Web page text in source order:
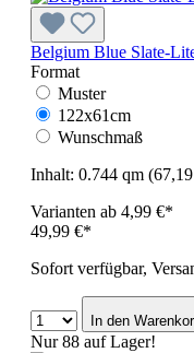
Belgium Blue Slate-
Format
Muster
122x61cm
Wunschmaß
Inhalt: 0.744 qm
Varianten ab 4,99 €*
49,99 €*
Sofort verfügbar,
In den
Nur 88 auf Lager!